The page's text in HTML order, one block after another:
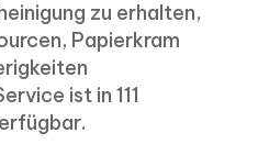
zu erhalten,
Papierkram
ist in 111